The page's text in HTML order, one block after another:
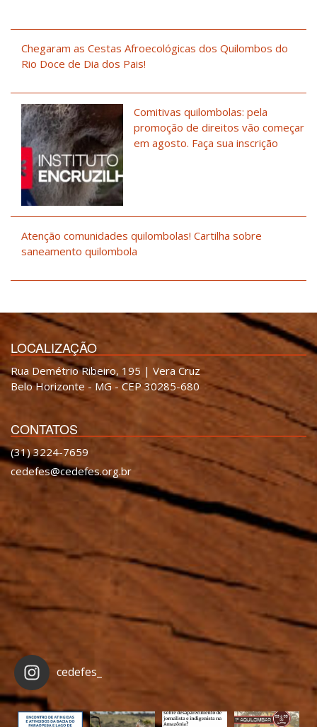
Chegaram as Cestas Afroecológicas dos Quilombos do
Rio Doce de Dia dos Pais!
Comitivas quilombolas: pela
promoção de direitos vão começar
em agosto. Faça sua inscrição
Atenção comunidades quilombolas! Cartilha sobre
saneamento quilombola
LOCALIZAÇÃO
Rua Demétrio Ribeiro, 195 | Vera Cruz
Belo Horizonte - MG - CEP 30285-680
CONTATOS
(31) 3224-7659
cedefes@cedefes.org.br
cedefes_